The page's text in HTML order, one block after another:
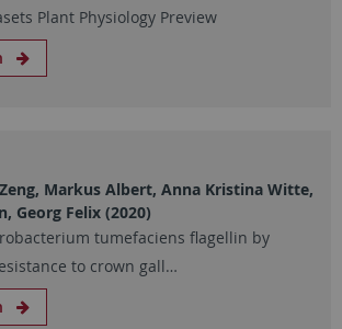
Plant Physiology Preview
Markus Albert, Anna Kristina Witte,
Georg Felix (2020)
tumefaciens flagellin by
to crown gall…